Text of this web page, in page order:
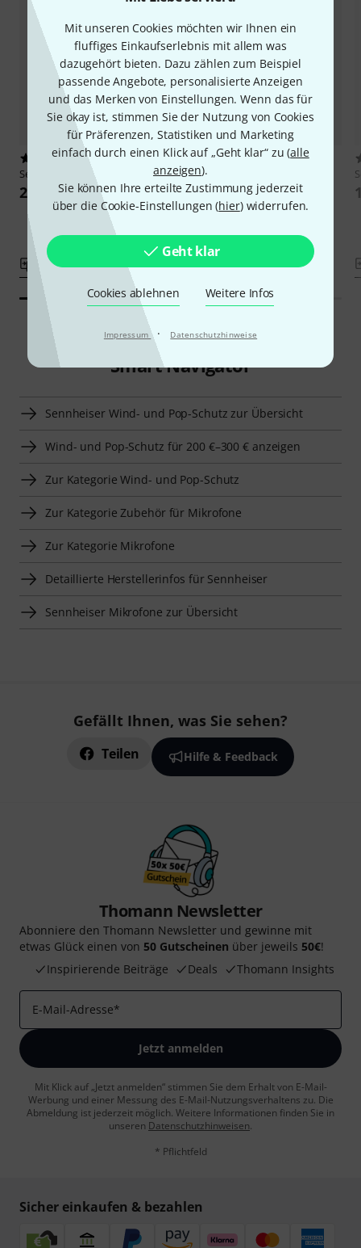
Mit unseren Cookies möchten wir Ihnen ein
fluffiges Einkaufserlebnis mit allem was
dazugehört bieten. Dazu zählen zum Beispiel
passende Angebote, personalisierte Anzeigen
und das Merken von Einstellungen. Wenn das für
Sie okay ist, stimmen Sie der Nutzung von Cookies
für Präferenzen, Statistiken und Marketing
einfach durch einen Klick auf „Geht klar“ zu (alle
anzeigen).
Sie können Ihre erteilte Zustimmung jederzeit
über die Cookie-Einstellungen (hier) widerrufen.
Geht klar
Cookies ablehnen Weitere Infos
Impressum · Datenschutzhinweise
6
Sennheiser MZH60-1
222 €
Vergleichen
1
Sennheiser
299 €
UVP: 349 €
-14%
Vergleichen
Smart Navigator
Sennheiser Wind- und Pop-Schutz zur Übersicht
Wind- und Pop-Schutz für 200 €–300 € anzeigen
Zur Kategorie Wind- und Pop-Schutz
Zur Kategorie Zubehör für Mikrofone
Zur Kategorie Mikrofone
Detaillierte Herstellerinfos für Sennheiser
Sennheiser Mikrofone zur Übersicht
Gefällt Ihnen, was Sie sehen?
Teilen Hilfe & Feedback
Thomann Newsletter
Abonniere den Thomann Newsletter und gewinne mit
etwas Glück einen von 50 Gutscheinen über jeweils 50€!
Inspirierende Beiträge
Deals Thomann Insights
E-Mail-Adresse*
Jetzt anmelden
Mit Klick auf „Jetzt anmelden“ stimmen Sie dem Erhalt von E-Mail-
Werbung und einer Messung des E-Mail-Nutzungsverhaltens zu. Die
Abmeldung ist jederzeit möglich. Weitere Informationen finden Sie in
unseren Datenschutzhinweisen.
* Pflichtfeld
Sicher einkaufen & bezahlen